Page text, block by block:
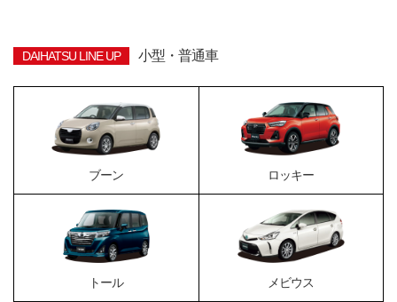
DAIHATSU LINE UP 小型・普通車
ブーン ロッキー
トール メビウス